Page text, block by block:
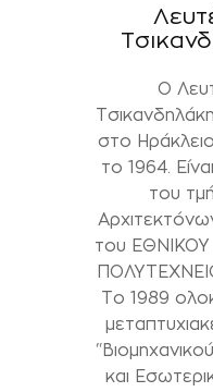
Ο
στο
το 1964.
του
του
Το 1989
και